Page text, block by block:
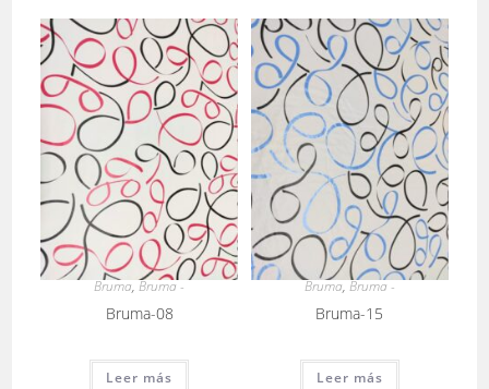
Bruma,Bruma -
Bruma-08
Leer más
Bruma,Bruma -
Bruma-15
Leer más